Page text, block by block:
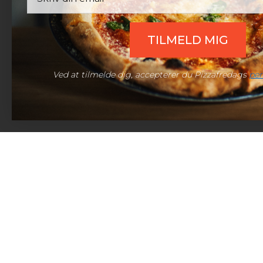
Efter aftale
(+45) 60 98 10 10
support@pizzafredag.dk
Åben chat
TILMELD MIG
Ved at tilmelde dig, accepterer du Pizzafredags